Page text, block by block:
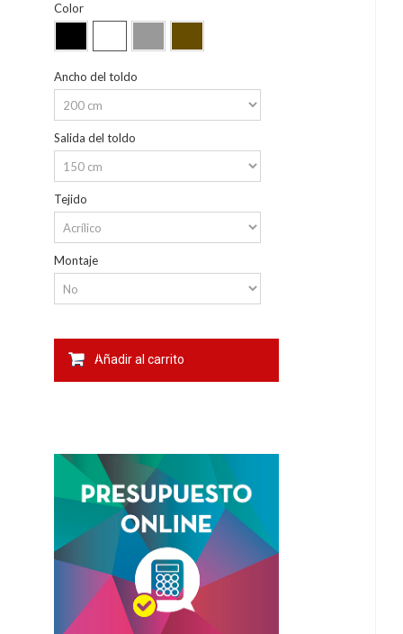
Color
Ancho del toldo
Salida del toldo
Tejido
Montaje
Añadir al carrito